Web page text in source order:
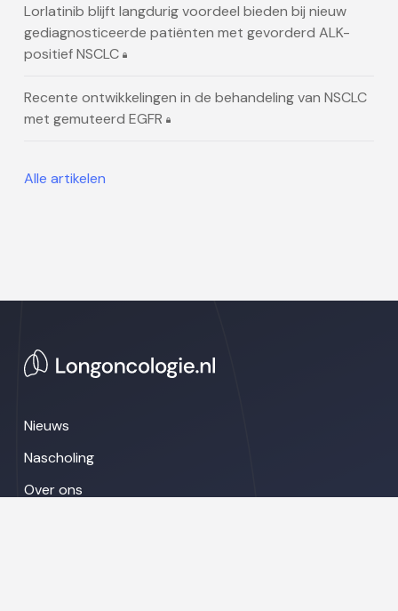
Lorlatinib blijft langdurig voordeel bieden bij nieuw
gediagnosticeerde patiënten met gevorderd ALK-
positief NSCLC
Recente ontwikkelingen in de behandeling van NSCLC
met gemuteerd EGFR
Alle artikelen
Nieuws
Nascholing
Over ons